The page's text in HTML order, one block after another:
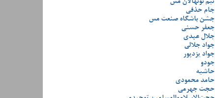
تیم نونهالان مس
جام حذفی
جشن باشگاه صنعت مس
جعفر حسنی
جلال عبدی
جواد جلالی
جواد یزدپور
جودو
حاشیه
حامد محمودی
حجت جهرمی